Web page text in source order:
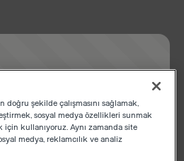
doğru şekilde çalışmasını sağlamak,
sosyal medya özellikleri sunmak
kullanıyoruz. Aynı zamanda site
medya, reklamcılık ve analiz